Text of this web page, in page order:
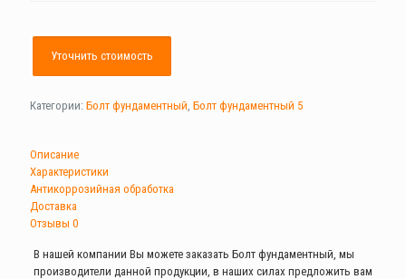
Уточнить стоимость
Категории: Болт фундаментный Болт фундаментный 5
Описание
Характеристики
Антикоррозийная обработка
Доставка
Отзывы 0
В нашей компании Вы можете заказать Болт фундаментный, мы
производители данной продукции, в наших силах предложить вам